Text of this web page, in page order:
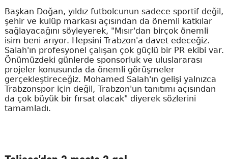
Başkan Doğan, yıldız futbolcunun sadece sportif değil,
şehir ve kulüp markası açısından da önemli katkılar
sağlayacağını söyleyerek, "Mısır'dan birçok önemli
isim beni arıyor. Hepsini Trabzon'a davet edeceğiz.
Salah'ın profesyonel çalışan çok güçlü bir PR ekibi var.
Önümüzdeki günlerde sponsorluk ve uluslararası
projeler konusunda da önemli görüşmeler
gerçekleştireceğiz. Mohamed Salah'ın gelişi yalnızca
Trabzonspor için değil, Trabzon'un tanıtımı açısından
da çok büyük bir fırsat olacak" diyerek sözlerini
tamamladı.